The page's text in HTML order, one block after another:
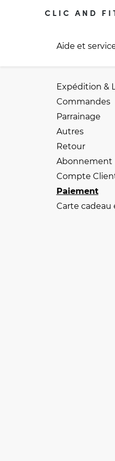
CLIC AND
Aide et
Expédition &
Commandes
Parrainage
Autres
Retour
Abonnement
Compte
Paiement
Carte